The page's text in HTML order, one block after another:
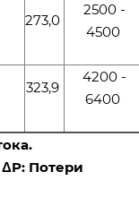
273,0
2500 -
4500
323,9
4200 -
6400
Потери